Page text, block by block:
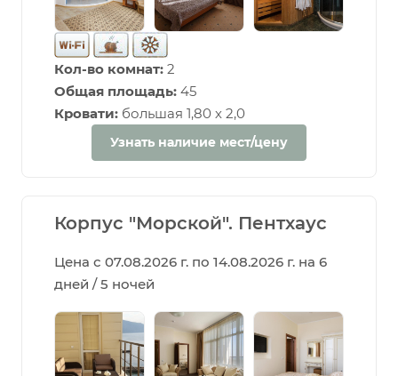
Кол-во комнат: 2
Общая площадь: 45
Кровати: большая 1,80 х 2,0
Узнать наличие мест/цену
Корпус "Морской". Пентхаус
Цена с 07.08.2026 г. по 14.08.2026 г. на 6
дней / 5 ночей